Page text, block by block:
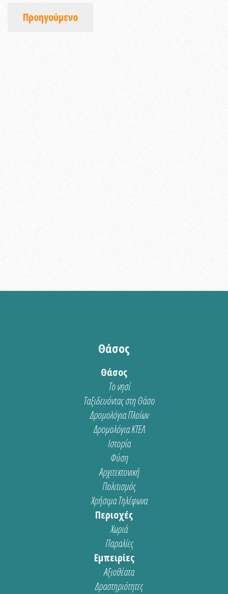
Προηγούμενο
Θάσος
Θάσος
Το νησί
Ταξιδευόντας στη Θάσο
Δρομολόγια Πλοίων
Δρομολόγια ΚΤΕΛ
Ιστορία
Φύση
Αρχιτεκτονική
Πολιτισμός
Χρήσιμα Τηλέφωνα
Περιοχές
Χωριά
Παραλίες
Εμπειρίες
Αξιοθέατα
Δραστηριότητες